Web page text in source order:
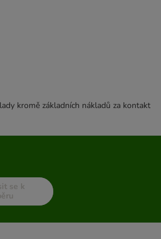
kromě základních nákladů za kontakt
se k